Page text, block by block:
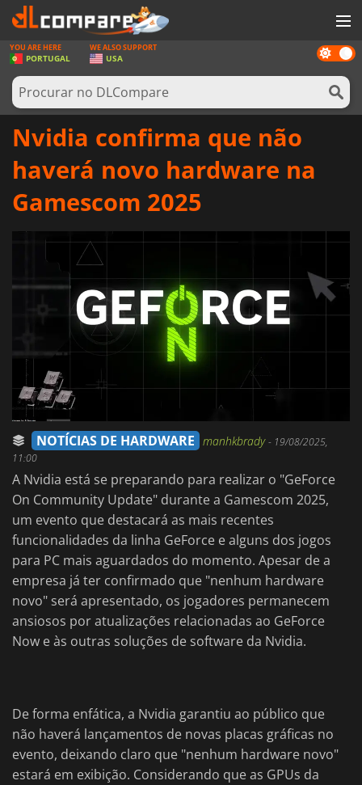
JOGOS
GAME CARDS
SOFTWARE
ENTRAR OU REGISTAR
Dark
mode
YOU ARE HERE
PORTUGAL
WE ALSO SUPPORT
USA
Nvidia confirma que não
haverá novo hardware na
Gamescom 2025
NOTÍCIAS DE HARDWARE manhkbrady- 19/08/2025,
11:00
A Nvidia está se preparando para realizar o "GeForce
On Community Update" durante a Gamescom 2025,
um evento que destacará as mais recentes
funcionalidades da linha GeForce e alguns dos jogos
para PC mais aguardados do momento. Apesar de a
empresa já ter confirmado que "nenhum hardware
novo" será apresentado, os jogadores permanecem
ansiosos por atualizações relacionadas ao GeForce
Now e às outras soluções de software da Nvidia.
De forma enfática, a Nvidia garantiu ao público que
não haverá lançamentos de novas placas gráficas no
evento, deixando claro que "nenhum hardware novo"
estará em exibição. Considerando que as GPUs da